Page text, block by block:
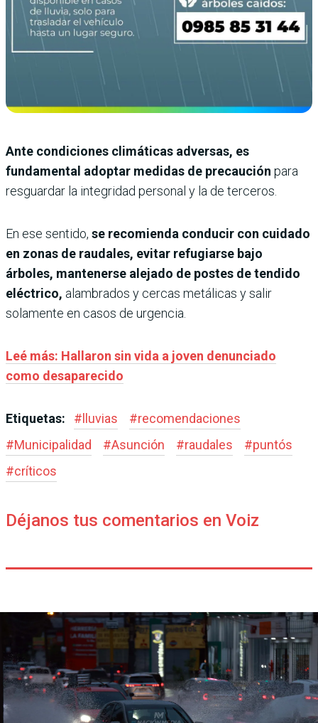
Ante condiciones climáticas adversas, es
fundamental adoptar medidas de precaución para
resguardar la integridad personal y la de terceros.
En ese sentido, se recomienda conducir con cuidado
en zonas de raudales, evitar refugiarse bajo
árboles, mantenerse alejado de postes de tendido
eléctrico, alambrados y cercas metálicas y salir
solamente en casos de urgencia.
Leé más: Hallaron sin vida a joven denunciado
como desaparecido
Etiquetas: # lluvias #recomendaciones
#Municipalidad #Asunción #raudales #puntós
#críticos
Déjanos tus comentarios en Voiz